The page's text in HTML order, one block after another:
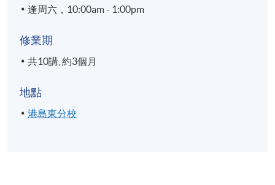
逢周六，10:00am - 1:00pm
修業期
共10講, 約3個月
地點
港島東分校